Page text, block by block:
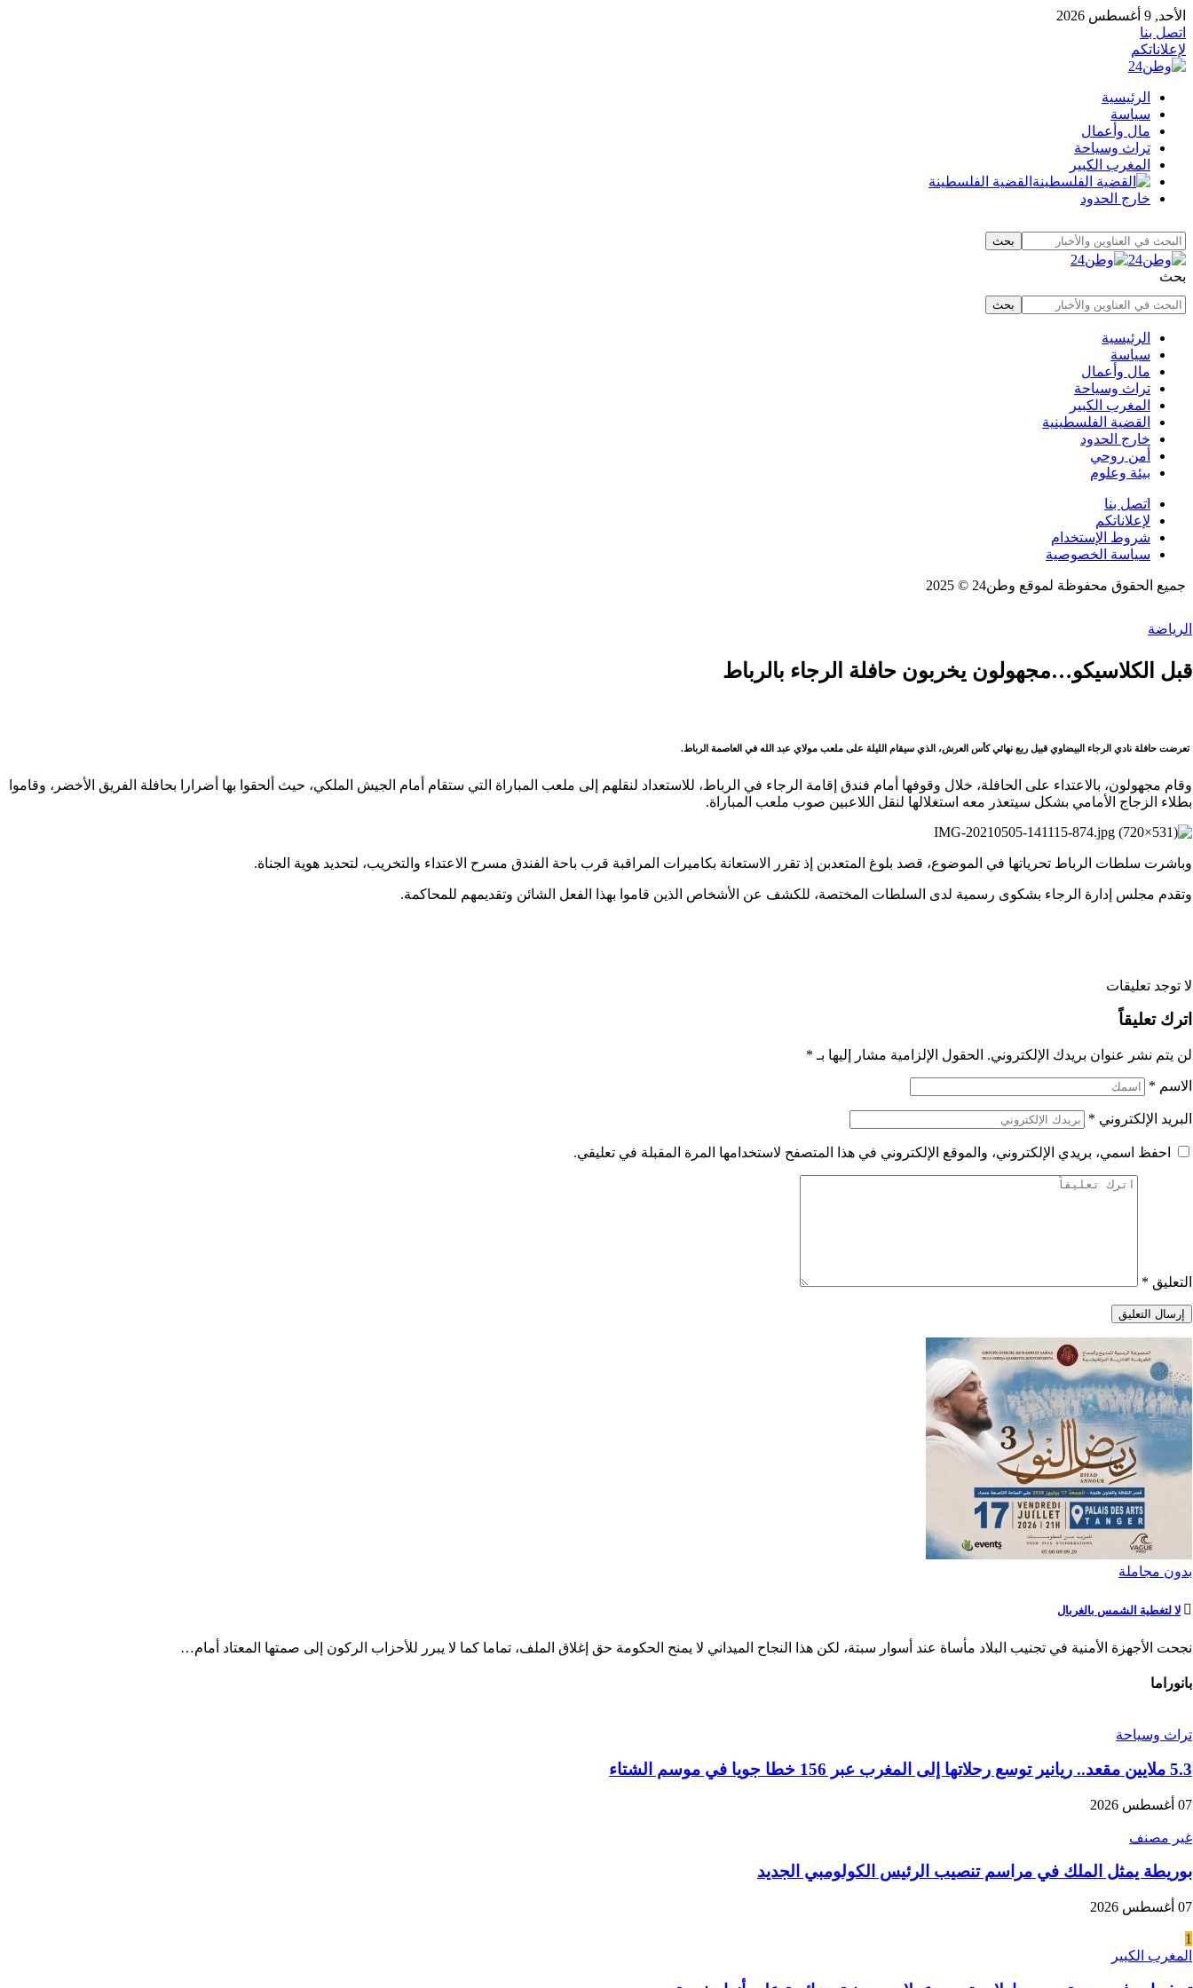
الأحد, 9 أغسطس 2026
اتصل بنا
لإعلاناتكم
الرئيسية
سياسة
مال وأعمال
تراث وسياحة
المغرب الكبير
القضية الفلسطينة
خارج الحدود
بحث
الرئيسية
سياسة
مال وأعمال
تراث وسياحة
المغرب الكبير
القضية الفلسطينية
خارج الحدود
أمن روحي
بيئة وعلوم
اتصل بنا
لإعلاناتكم
شروط الإستخدام
سياسة الخصوصية
جميع الحقوق محفوظة لموقع وطن24 © 2025
الرياضة
قبل الكلاسيكو…مجهولون يخربون حافلة الرجاء بالرباط
تعرضت حافلة نادي الرجاء البيضاوي قبيل ربع نهائي كأس العرش، الذي سيقام الليلة على ملعب مولاي عبد الله في العاصمة الرباط.
وقام مجهولون، بالاعتداء على الحافلة، خلال وقوفها أمام فندق إقامة الرجاء في الرباط، للاستعداد لنقلهم إلى ملعب المباراة التي ستقام أمام الجيش الملكي، حيث ألحقوا بها أضرارا بحافلة الفريق الأخضر، وقاموا
بطلاء الزجاج الأمامي بشكل سيتعذر معه استغلالها لنقل اللاعبين صوب ملعب المباراة.
وباشرت سلطات الرباط تحرياتها في الموضوع، قصد بلوغ المتعدبن إذ تقرر الاستعانة بكاميرات المراقبة قرب باحة الفندق مسرح الاعتداء والتخريب، لتحديد هوية الجناة.
وتقدم مجلس إدارة الرجاء بشكوى رسمية لدى السلطات المختصة، للكشف عن الأشخاص الذين قاموا بهذا الفعل الشائن وتقديمهم للمحاكمة.
لا توجد تعليقات
اترك تعليقاً
لن يتم نشر عنوان بريدك الإلكتروني. الحقول الإلزامية مشار إليها بـ *
الاسم *
البريد الإلكتروني *
احفظ اسمي، بريدي الإلكتروني، والموقع الإلكتروني في هذا المتصفح لاستخدامها المرة المقبلة في تعليقي.
التعليق *
بدون مجاملة
لا لتغطية الشمس بالغربال
نجحت الأجهزة الأمنية في تجنيب البلاد مأساة عند أسوار سبتة، لكن هذا النجاح الميداني لا يمنح الحكومة حق إغلاق الملف، تماما كما لا يبرر للأحزاب الركون إلى صمتها المعتاد أمام…
بانوراما
تراث وسياحة
5.3 ملايين مقعد.. ريانير توسع رحلاتها إلى المغرب عبر 156 خطا جويا في موسم الشتاء
07 أغسطس 2026
غير مصنف
بوريطة يمثل الملك في مراسم تنصيب الرئيس الكولومبي الجديد
07 أغسطس 2026
1
المغرب الكبير